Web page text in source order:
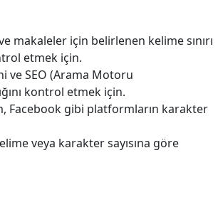
makaleler için belirlenen kelime sınırı
etmek için.
ve SEO (Arama Motoru
kontrol etmek için.
Facebook gibi platformların karakter
veya karakter sayısına göre